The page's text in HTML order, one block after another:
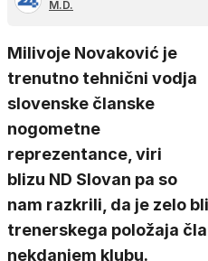
M.D.
Milivoje Novaković je
trenutno tehnični vodja
slovenske članske
nogometne
reprezentance, viri
blizu ND Slovan pa so
nam razkrili, da je zelo
trenerskega položaja
nekdanjem klubu.